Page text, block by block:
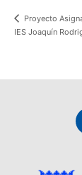
Proyecto
IES Joaquín